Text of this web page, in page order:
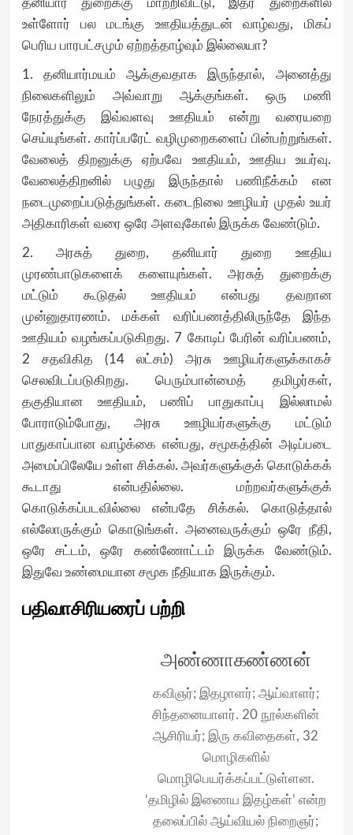
தனியார் துறைக்கு மாற்றிவிட்டு, இதர துறைகளில்
உள்ளோர் பல மடங்கு ஊதியத்துடன் வாழ்வது, மிகப்
பெரிய பாரபட்சமும் ஏற்றத்தாழ்வும் இல்லையா?
1. தனியார்மயம் ஆக்குவதாக இருந்தால், அனைத்து
நிலைகளிலும் அவ்வாறு ஆக்குங்கள். ஒரு மணி
நேரத்துக்கு இவ்வளவு ஊதியம் என்று வரையறை
செய்யுங்கள். கார்ப்பரேட் வழிமுறைகளைப் பின்பற்றுங்கள்.
வேலைத் திறனுக்கு ஏற்பவே ஊதியம், ஊதிய உயர்வு.
வேலைத்திறனில் பழுது இருந்தால் பணிநீக்கம் என
நடைமுறைப்படுத்துங்கள். கடைநிலை ஊழியர் முதல் உயர்
அதிகாரிகள் வரை ஒரே அளவுகோல் இருக்க வேண்டும்.
2. அரசுத் துறை, தனியார் துறை ஊதிய
முரண்பாடுகளைக் களையுங்கள். அரசுத் துறைக்கு
மட்டும் கூடுதல் ஊதியம் என்பது தவறான
முன்னுதாரணம். மக்கள் வரிப்பணத்திலிருந்தே இந்த
ஊதியம் வழங்கப்படுகிறது. 7 கோடிப் பேரின் வரிப்பணம்,
2 சதவிகித (14 லட்சம்) அரசு ஊழியர்களுக்காகச்
செலவிடப்படுகிறது. பெரும்பான்மைத் தமிழர்கள்,
தகுதியான ஊதியம், பணிப் பாதுகாப்பு இல்லாமல்
போராடும்போது, அரசு ஊழியர்களுக்கு மட்டும்
பாதுகாப்பான வாழ்க்கை என்பது, சமூகத்தின் அடிப்படை
அமைப்பிலேயே உள்ள சிக்கல். அவர்களுக்குக் கொடுக்கக்
கூடாது என்பதில்லை. மற்றவர்களுக்குக்
கொடுக்கப்படவில்லை என்பதே சிக்கல். கொடுத்தால்
எல்லோருக்கும் கொடுங்கள். அனைவருக்கும் ஒரே நீதி,
ஒரே சட்டம், ஒரே கண்ணோட்டம் இருக்க வேண்டும்.
இதுவே உண்மையான சமூக நீதியாக இருக்கும்.
பதிவாசிரியரைப் பற்றி
அண்ணாகண்ணன்
கவிஞர்; இதழாளர்; ஆய்வாளர்;
சிந்தனையாளர். 20 நூல்களின்
ஆசிரியர்; இரு கவிதைகள், 32
மொழிகளில்
மொழிபெயர்க்கப்பட்டுள்ளன.
‘தமிழில் இணைய இதழ்கள்’ என்ற
தலைப்பில் ஆய்வியல் நிறைஞர்;